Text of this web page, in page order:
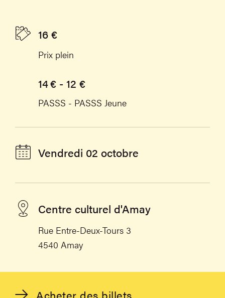
Acheter des billets
16 €
Prix plein
14 € - 12 €
PASSS - PASSS Jeune
Vendredi 02 octobre
Centre culturel d'Amay
Rue Entre-Deux-Tours 3
4540 Amay